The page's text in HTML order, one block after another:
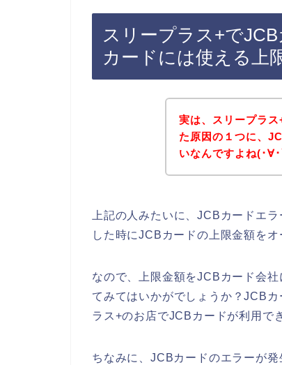
スリープラス+で
カードには使える上
実は、スリープラ
た原因の１つに、
いなんですよね(･∀
上記の人みたいに、JCBカードエ
した時にJCBカードの上限金額を
なので、上限金額をJCBカード会
てみてはいかがでしょうか？JCB
ラス+のお店でJCBカードが利用で
ちなみに、JCBカードのエラーが